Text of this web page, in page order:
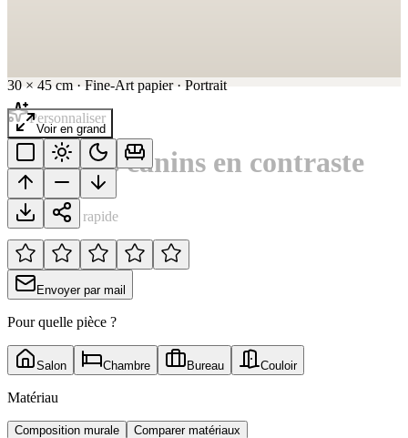
30 × 45 cm · Fine-Art papier· Portrait
Voir en grand
Personnaliser
Portraits canins en contraste
Notation rapide
Envoyer par mail
Pour quelle pièce ?
Salon Chambre Bureau Couloir
Matériau
Composition murale Comparer matériaux